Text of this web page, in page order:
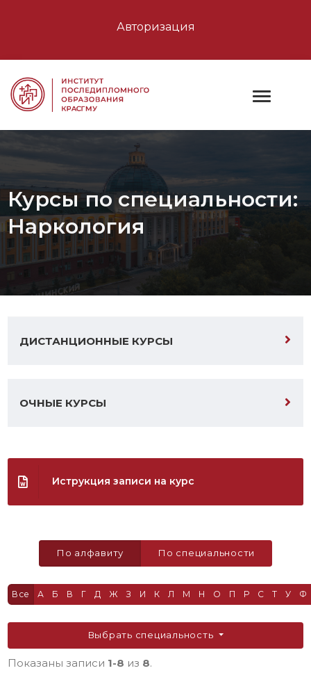
Авторизация
Курсы по специальности:
Наркология
ДИСТАНЦИОННЫЕ КУРСЫ
ОЧНЫЕ КУРСЫ
Иструкция записи на курс
По алфавиту По специальности
Все А Б В Г Д Ж З И К Л М Н О П Р С Т У Ф
Выбрать специальность
Показаны записи 1-8 из 8.